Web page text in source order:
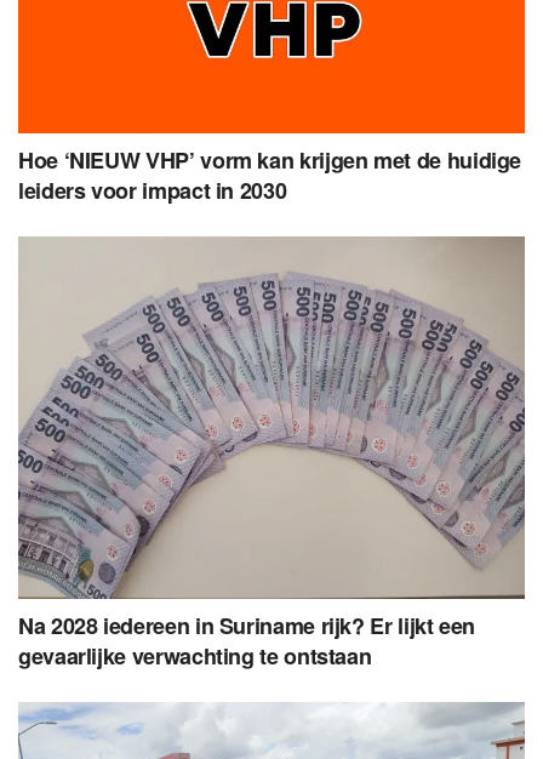
Hoe ‘NIEUW VHP’ vorm kan krijgen met de huidige
leiders voor impact in 2030
Na 2028 iedereen in Suriname rijk? Er lijkt een
gevaarlijke verwachting te ontstaan